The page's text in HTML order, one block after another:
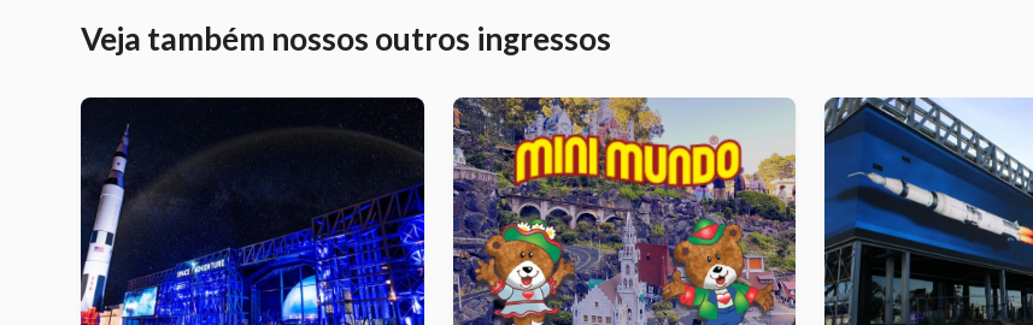
Veja também nossos outros ingressos